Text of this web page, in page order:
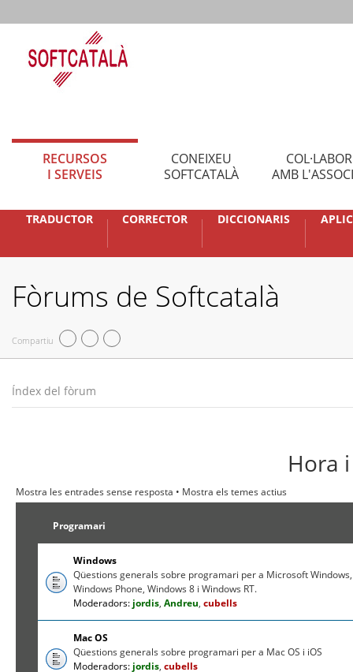
RECURSOS
I SERVEIS
CONEIXEU
SOFTCATALÀ
AMB
TRADUCTOR CORRECTOR DICCIONARIS
Fòrums de Softcatalà
Compartiu
Índex del fòrum
Hora
Mostra les entrades sense resposta • Mostra els temes actius
Programari
Windows
Qüestions generals sobre programari per a Microsoft Windows,
Windows Phone, Windows 8 i Windows RT.
Moderadors: jordis,Andreu,cubells
Mac OS
Qüestions generals sobre programari per a Mac OS i iOS
Moderadors: jordis,cubells